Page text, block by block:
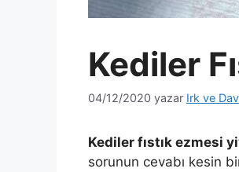
Kediler
04/12/2020 yazar Irk ve
Kediler fıstık ezmesi
sorunun cevabı kesin